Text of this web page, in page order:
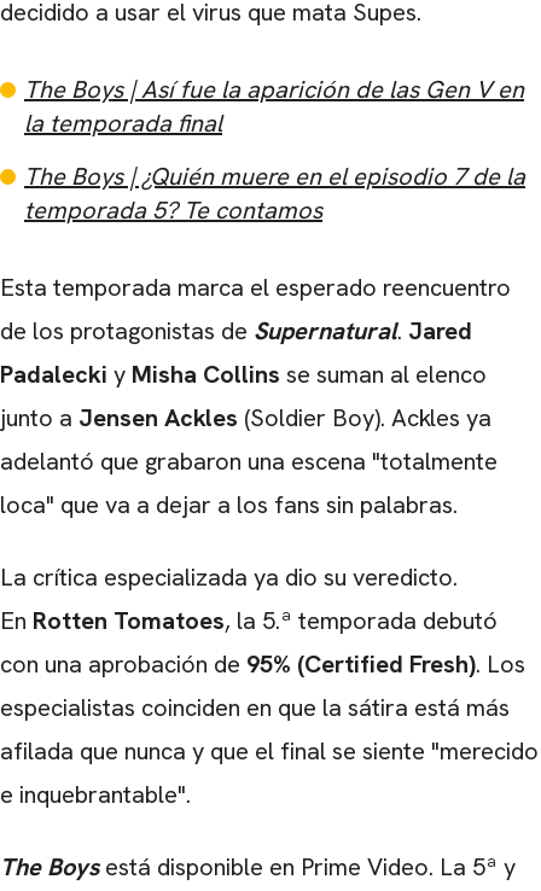
decidido a usar el virus que mata Supes.
The Boys | Así fue la aparición de las Gen V en
la temporada final
The Boys | ¿Quién muere en el episodio 7 de la
temporada 5? Te contamos
Esta temporada marca el esperado reencuentro
de los protagonistas de Supernatural. Jared
Padalecki y Misha Collins se suman al elenco
junto a Jensen Ackles (Soldier Boy). Ackles ya
adelantó que grabaron una escena "totalmente
loca" que va a dejar a los fans sin palabras.
La crítica especializada ya dio su veredicto.
En Rotten Tomatoes, la 5.ª temporada debutó
con una aprobación de 95% (Certified Fresh). Los
especialistas coinciden en que la sátira está más
afilada que nunca y que el final se siente "merecido
e inquebrantable".
The Boysestá disponible en Prime Video. La 5ª y